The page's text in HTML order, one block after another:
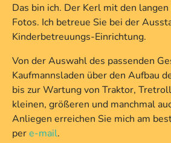
Das bin ich. Der Kerl mit den langen
Fotos. Ich betreue Sie bei der
Kinderbetreuungs-Einrichtung.
Von der Auswahl des passenden
Kaufmannsladen über den Aufbau
bis zur Wartung von Traktor,
kleinen, größeren und manchmal
Anliegen erreichen Sie mich am
pere-mail.